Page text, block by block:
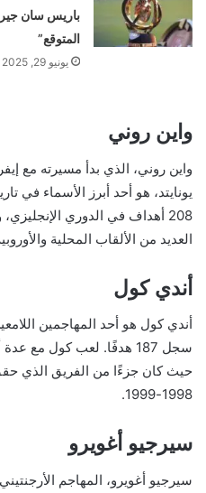
باريس سان
المتوقع”
يونيو 29, 2025
واين روني
واين روني، الذي بدأ مسيرته مع
يونايتد، هو أحد أبرز الأسماء في
208 أهداف في الدوري
العديد من الألقاب المحلية
أندي كول
أندي كول هو أحد المهاجمين
سجل 187 هدفًا. لعب كول مع
حيث كان جزءًا من الفريق الذي حقق
1998-1999.
سيرجيو أغويرو
سيرجيو أغويرو، المهاجم